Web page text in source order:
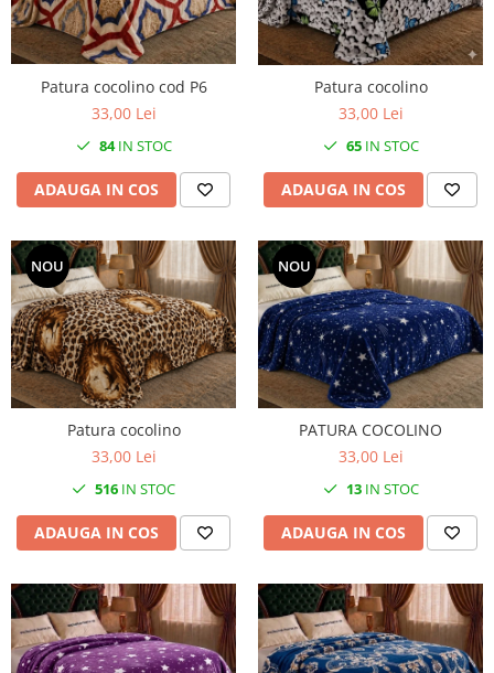
Patura cocolino cod P6
33,00 Lei
84IN STOC
ADAUGA IN COS
Patura cocolino
33,00 Lei
65IN STOC
ADAUGA IN COS
NOU
Patura cocolino
33,00 Lei
516 IN STOC
ADAUGA IN COS
NOU
PATURA COCOLINO
33,00 Lei
13IN STOC
ADAUGA IN COS